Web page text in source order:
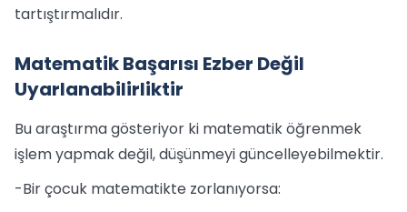
tartıştırmalıdır.
Matematik Başarısı Ezber Değil
Uyarlanabilirliktir
Bu araştırma gösteriyor ki matematik öğrenmek
işlem yapmak değil, düşünmeyi güncelleyebilmektir.
-Bir çocuk matematikte zorlanıyorsa: